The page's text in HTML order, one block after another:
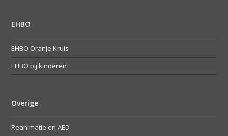
EHBO
EHBO Oranje Kruis
EHBO bij kinderen
Overige
Reanimatie en AED